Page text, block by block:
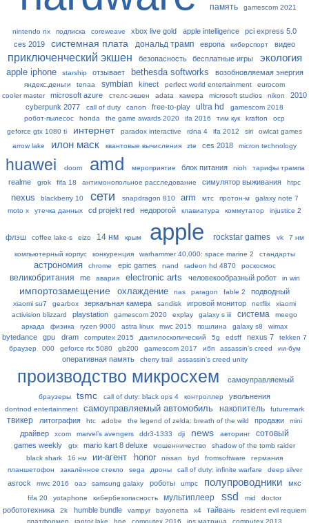
память gamescom 2021
nintendo nx подписка coreweave xbox live gold apple intelligence
pci express 5.0
ces 2019
системная плата дональд трамп европа киберспорт видео
приключенческий экшен безопасность бесплатные игры экология
apple iphone starship отзывает bethesda softworks возобновляемая энергия
яндекс.деньги tenaa symbian kinect perfect world entertainment
eurocom
cooler master
microsoft azure стелс-экшен adata камера microsoft studios nikon
2010
cyberpunk 2077
call of duty canon free-to-play ultra hd
gamescom 2018
робот-пылесос
honda the game awards 2020 ifa 2016 тим кук krafton
ocp
geforce gtx 1080 ti
интернет paradox interactive rdna 4 ifa 2012 siri
owlcat games
arrow lake
илон маск квантовые вычисления zte ces 2018 micron technology
huawei doom amd мероприятие блок питания nioh тарифы трампа
realme grok fifa 18 антимонопольное расследование симулятор выживания htpc
nexus blackberry 10 сети snapdragon 810 arm мтс протон-м
galaxy note 7
moto x
утечка данных cd projekt red недорогой клавиатура коммутатор injustice 2
флэш coffee lake-s eizo 14 нм крым apple rockstar games vk 7 нм
компьютерный корпус конкуренция warhammer 40,000: space marine 2 стандарты
астрономия chrome epic games nand radeon hd 4870 роскосмос
великобритания me авария electronic arts человекообразный робот in win
импортозамещение охлаждение nas paragon fable 2 подводный
xiaomi su7 gearbox зеркальная камера sandisk игровой монитор netflix
xiaomi
activision blizzard
playstation gamescom 2020 explay galaxy s iii система
meego
аркада
физика ryzen 9000 astra linux mwc 2015 пошлина galaxy s8 wimax
bytedance gpu dram computex 2015 дактилоскопический 5g edsff nexus 7
tekken 7
браузер
000 geforce rtx 5080 gb200 gamescom 2017 ибп assassin’s creed ии-бум
оперативная память cherry trail assassin's creed unity
производство микросхем самоуправляемый
браузеры tsmc call of duty: black ops 4 контроллер увольнения
dontnod entertainment самоуправляемый автомобиль накопитель futuremark
твикер литография htc adobe the legend of zelda: breath of the wild продажи mini
драйвер xcom marvel’s avengers ddr3-1333 dji news авторинг сотовый
games weekly gtx mario kart 8 deluxe мошенничество
shadow of the tomb raider
black shark
16 нм ии-агент honor nissan byd fromsoftware
германия
планшетофон
закалённое стекло sega дроны call of duty: infinite warfare deep silver
asrock mwc 2016 оаэ samsung galaxy роботы umpc полупроводники мкс
fifa 20 yotaphone кибербезопасность мультиплеер ssd mid doctor
робототехника 2k humble bundle vampyr bayonetta x4 тайвань
resident evil requiem
платформер
raptor lake hpe computex 2016 ips матрица
computex 2013